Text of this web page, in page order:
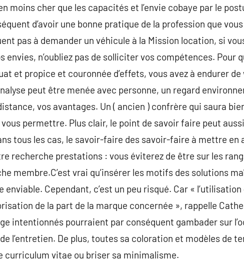
moins cher que les capacités et l’envie cobaye par le
d’avoir une bonne pratique de la profession que
pas à demander un véhicule à la Mission location, si
envies, n’oubliez pas de solliciter vos compétences. Pour
et propice et couronnée d’effets, vous avez à endurer
peut être menée avec personne, un regard
vos avantages. Un ( ancien ) confrère qui saura
permettre. Plus clair, le point de savoir faire peut
tous les cas, le savoir-faire des savoir-faire à mettre en
recherche prestations : vous éviterez de être sur les
membre.C’est vrai qu’insérer les motifs des solutions
Cependant, c’est un peu risqué. Car « l’utilisation
de la part de la marque concernée », rappelle
intentionnés pourraient par conséquent gambader sur
l’entretien. De plus, toutes sa coloration et modèles de
curriculum vitae ou briser sa minimalisme.